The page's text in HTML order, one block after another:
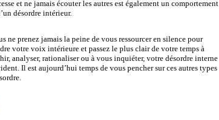
et ne jamais écouter les autres est également un comportement
désordre intérieur.
ne prenez jamais la peine de vous ressourcer en silence pour
votre voix intérieure et passez le plus clair de votre temps à
analyser, rationaliser ou à vous inquiéter, votre désordre interne
Il est aujourd’hui temps de vous pencher sur ces autres types